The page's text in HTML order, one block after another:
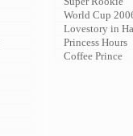
World Cup
Lovestory in
Princess Hours
Coffee Prince